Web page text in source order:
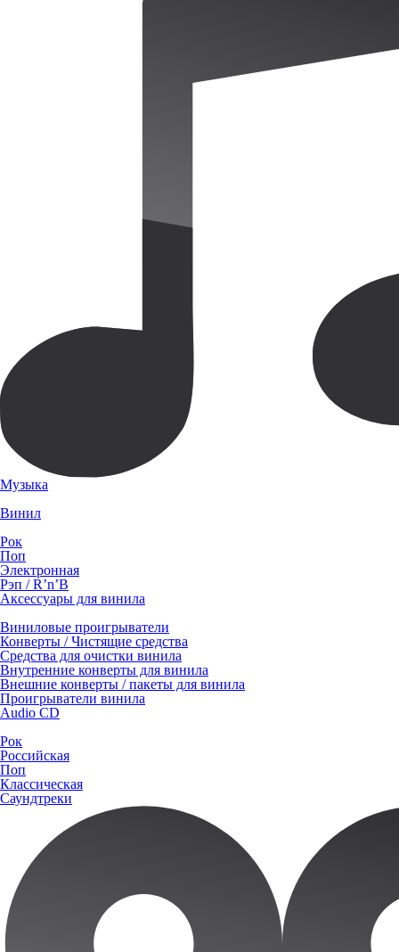
Музыка
Винил
Рок
Поп
Электронная
Рэп / R’n’B
Аксессуары для винила
Виниловые проигрыватели
Конверты / Чистящие средства
Средства для очистки винила
Внутренние конверты для винила
Внешние конверты / пакеты для винила
Проигрыватели винила
Audio CD
Рок
Российская
Поп
Классическая
Саундтреки